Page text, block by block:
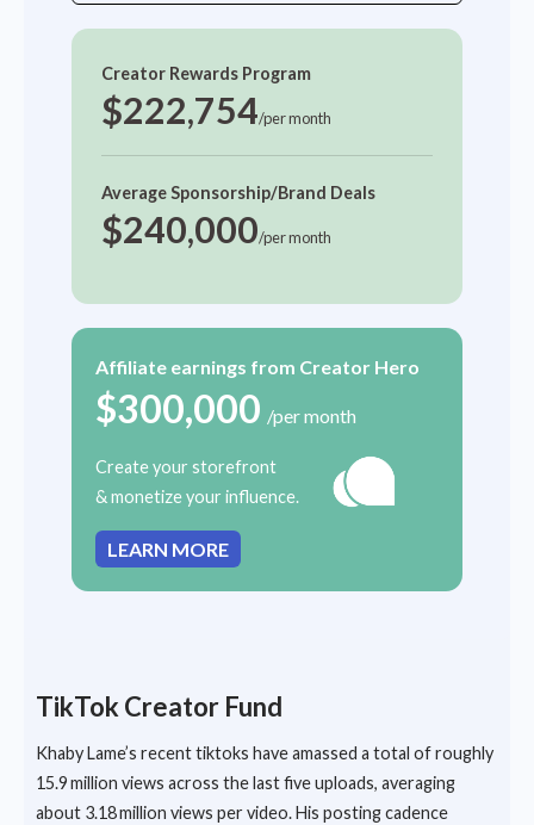
Creator Rewards Program
$222,754/per month
Average Sponsorship/Brand Deals
$240,000/per month
Affiliate earnings from Creator Hero
$300,000 /per month
Create your storefront
& monetize your influence.
LEARN MORE
TikTok Creator Fund
Khaby Lame’s recent tiktoks have amassed a total of roughly
15.9 million views across the last five uploads, averaging
about 3.18 million views per video. His posting cadence